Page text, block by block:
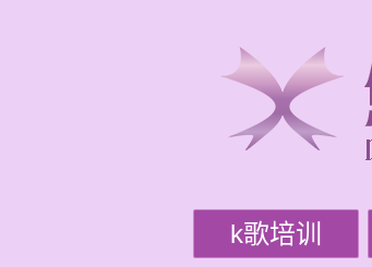
k歌培训